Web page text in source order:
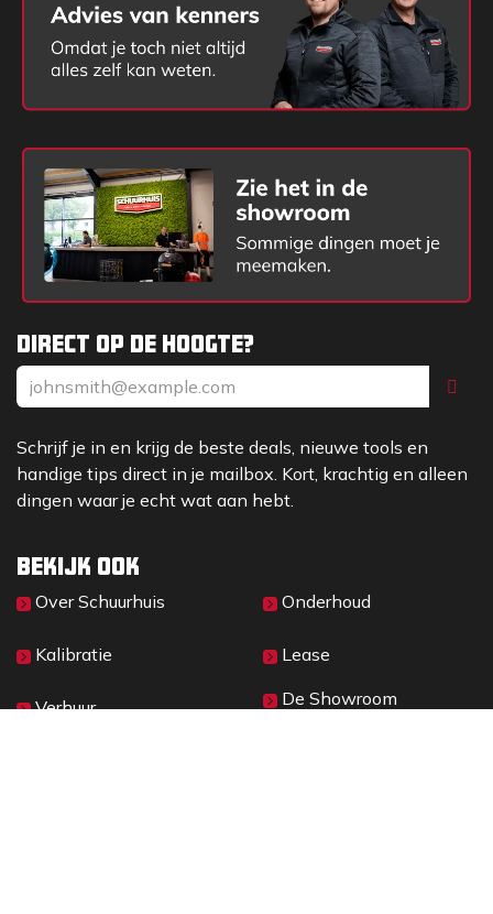
Direct op de hoogte?
Schrijf je in en krijg de beste deals, nieuwe tools en
handige tips direct in je mailbox. Kort, krachtig en alleen
dingen waar je echt wat aan hebt.
Bekijk ook
Over Sc​huurhuis
Kalibratie
Verhuur
Onderhoud
Lease
De Showroom